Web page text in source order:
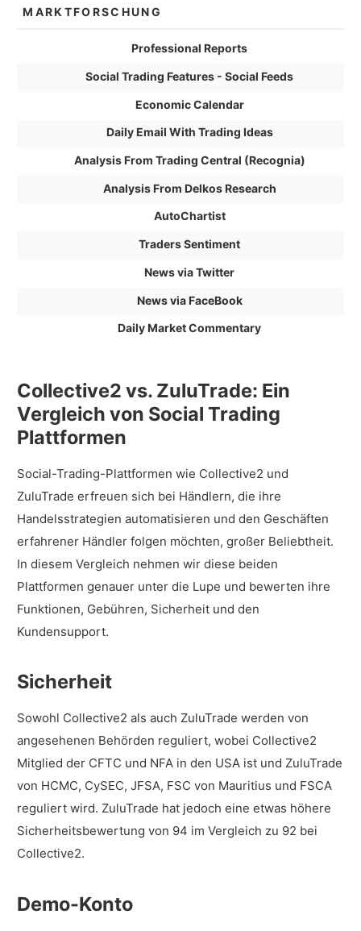
MARKTFORSCHUNG
Professional Reports
Social Trading Features - Social Feeds
Economic Calendar
Daily Email With Trading Ideas
Analysis From Trading Central (Recognia)
Analysis From Delkos Research
AutoChartist
Traders Sentiment
News via Twitter
News via FaceBook
Daily Market Commentary
Collective2 vs. ZuluTrade: Ein
Vergleich von Social Trading
Plattformen
Social-Trading-Plattformen wie Collective2 und
ZuluTrade erfreuen sich bei Händlern, die ihre
Handelsstrategien automatisieren und den Geschäften
erfahrener Händler folgen möchten, großer Beliebtheit.
In diesem Vergleich nehmen wir diese beiden
Plattformen genauer unter die Lupe und bewerten ihre
Funktionen, Gebühren, Sicherheit und den
Kundensupport.
Sicherheit
Sowohl Collective2 als auch ZuluTrade werden von
angesehenen Behörden reguliert, wobei Collective2
Mitglied der CFTC und NFA in den USA ist und ZuluTrade
von HCMC, CySEC, JFSA, FSC von Mauritius und FSCA
reguliert wird. ZuluTrade hat jedoch eine etwas höhere
Sicherheitsbewertung von 94 im Vergleich zu 92 bei
Collective2.
Demo-Konto